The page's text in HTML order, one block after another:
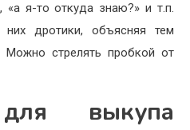
«а я-то откуда знаю?» и т.п.
дротики, объясняя тем
стрелять пробкой от
выкупа